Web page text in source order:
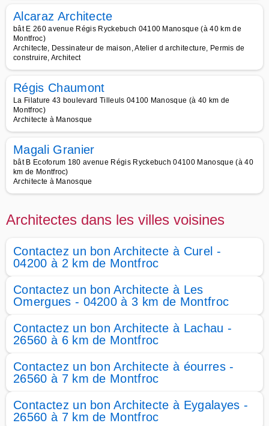
Alcaraz Architecte
bât E 260 avenue Régis Ryckebuch 04100 Manosque (à 40 km de
Montfroc)
Architecte, Dessinateur de maison, Atelier d architecture, Permis de
construire, Architect
Régis Chaumont
La Filature 43 boulevard Tilleuls 04100 Manosque (à 40 km de
Montfroc)
Architecte à Manosque
Magali Granier
bât B Ecoforum 180 avenue Régis Ryckebuch 04100 Manosque (à 40
km de Montfroc)
Architecte à Manosque
Architectes dans les villes voisines
Contactez un bon Architecte à Curel -
04200 à 2 km de Montfroc
Contactez un bon Architecte à Les
Omergues - 04200 à 3 km de Montfroc
Contactez un bon Architecte à Lachau -
26560 à 6 km de Montfroc
Contactez un bon Architecte à éourres -
26560 à 7 km de Montfroc
Contactez un bon Architecte à Eygalayes -
26560 à 7 km de Montfroc